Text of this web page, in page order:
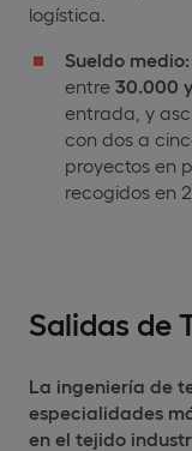
logística.
Sueldo medio:
entre 30.000
entrada, y
con dos a
proyectos en
recogidos en
Salidas de
La ingeniería de
especialidades
en el tejido